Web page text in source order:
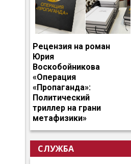
Рецензия на роман
Юрия
Воскобойникова
«Операция
«Пропаганда»:
Политический
триллер на грани
метафизики»
СЛУЖБА